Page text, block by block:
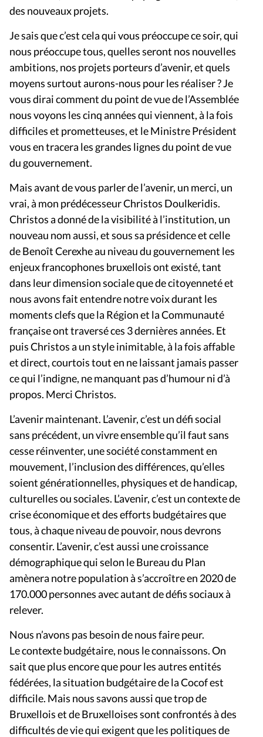
des nouveaux projets.
Je sais que c’est cela qui vous préoccupe ce soir, qui
nous préoccupe tous, quelles seront nos nouvelles
ambitions, nos projets porteurs d’avenir, et quels
moyens surtout aurons-nous pour les réaliser ? Je
vous dirai comment du point de vue de l’Assemblée
nous voyons les cinq années qui viennent, à la fois
difficiles et prometteuses, et le Ministre Président
vous en tracera les grandes lignes du point de vue
du gouvernement.
Mais avant de vous parler de l’avenir, un merci, un
vrai, à mon prédécesseur Christos Doulkeridis.
Christos a donné de la visibilité à l’institution, un
nouveau nom aussi, et sous sa présidence et celle
de Benoît Cerexhe au niveau du gouvernement les
enjeux francophones bruxellois ont existé, tant
dans leur dimension sociale que de citoyenneté et
nous avons fait entendre notre voix durant les
moments clefs que la Région et la Communauté
française ont traversé ces 3 dernières années. Et
puis Christos a un style inimitable, à la fois affable
et direct, courtois tout en ne laissant jamais passer
ce qui l’indigne, ne manquant pas d’humour ni d’à
propos. Merci Christos.
L’avenir maintenant. L’avenir, c’est un défi social
sans précédent, un vivre ensemble qu’il faut sans
cesse réinventer, une société constamment en
mouvement, l’inclusion des différences, qu’elles
soient générationnelles, physiques et de handicap,
culturelles ou sociales. L’avenir, c’est un contexte de
crise économique et des efforts budgétaires que
tous, à chaque niveau de pouvoir, nous devrons
consentir. L’avenir, c’est aussi une croissance
démographique qui selon le Bureau du Plan
amènera notre population à s’accroître en 2020 de
170.000 personnes avec autant de défis sociaux à
relever.
Nous n’avons pas besoin de nous faire peur.
Le contexte budgétaire, nous le connaissons. On
sait que plus encore que pour les autres entités
fédérées, la situation budgétaire de la Cocof est
difficile. Mais nous savons aussi que trop de
Bruxellois et de Bruxelloises sont confrontés à des
difficultés de vie qui exigent que les politiques de